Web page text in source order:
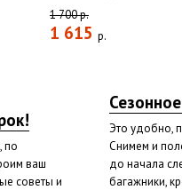
1 700 р.
1 615 р.
по
ваш
советы и
Это удобно,
Снимем и
до начала
багажники,